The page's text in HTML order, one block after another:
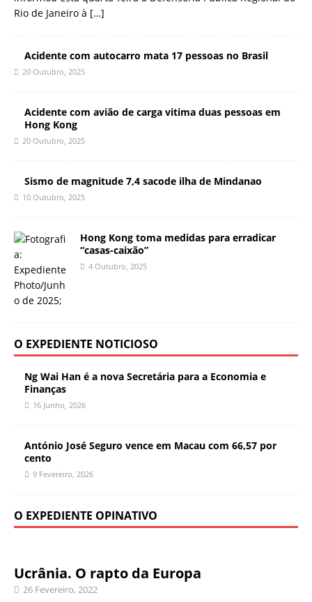
Rio de Janeiro à […]
Acidente com autocarro mata 17 pessoas no Brasil
20 Outubro, 2025
Acidente com avião de carga vitima duas pessoas em
Hong Kong
20 Outubro, 2025
Sismo de magnitude 7,4 sacode ilha de Mindanao
10 Outubro, 2025
Hong Kong toma medidas para erradicar
“casas-caixão”
4 Outubro, 2025
O EXPEDIENTE NOTICIOSO
Ng Wai Han é a nova Secretária para a Economia e
Finanças
16 Junho, 2026
António José Seguro vence em Macau com 66,57 por
cento
9 Fevereiro, 2026
O EXPEDIENTE OPINATIVO
Ucrânia. O rapto da Europa
26 Fevereiro, 2022